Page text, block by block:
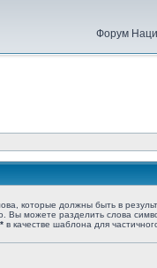
Форум
которые должны быть в
Вы можете разделить слова
* в качестве шаблона для